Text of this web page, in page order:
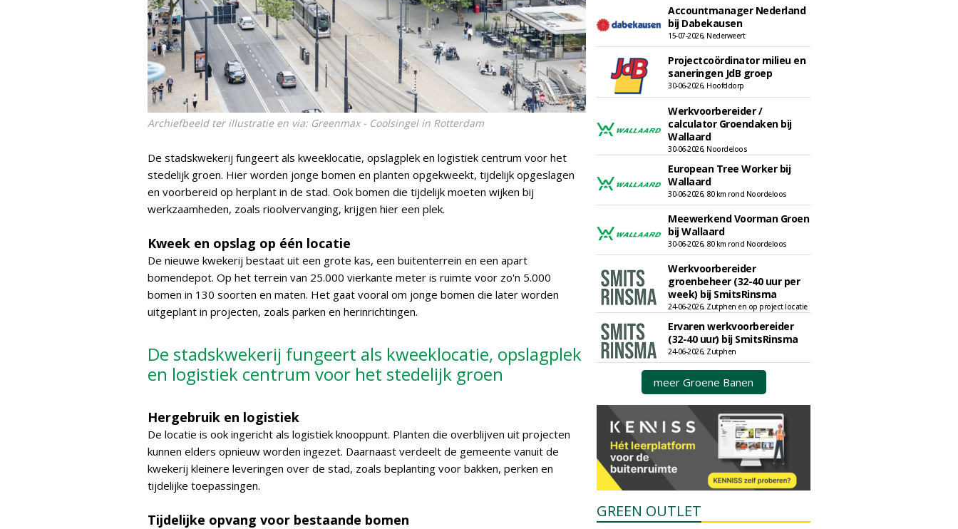
Archiefbeeld ter illustratie en via: Greenmax - Coolsingel in Rotterdam
De stadskwekerij fungeert als kweeklocatie, opslagplek en logistiek centrum voor het
stedelijk groen. Hier worden jonge bomen en planten opgekweekt, tijdelijk opgeslagen
en voorbereid op herplant in de stad. Ook bomen die tijdelijk moeten wijken bij
werkzaamheden, zoals rioolvervanging, krijgen hier een plek.
Kweek en opslag op één locatie
De nieuwe kwekerij bestaat uit een grote kas, een buitenterrein en een apart
bomendepot. Op het terrein van 25.000 vierkante meter is ruimte voor zo'n 5.000
bomen in 130 soorten en maten. Het gaat vooral om jonge bomen die later worden
uitgeplant in projecten, zoals parken en herinrichtingen.
De stadskwekerij fungeert als kweeklocatie, opslagplek
en logistiek centrum voor het stedelijk groen
Hergebruik en logistiek
De locatie is ook ingericht als logistiek knooppunt. Planten die overblijven uit projecten
kunnen elders opnieuw worden ingezet. Daarnaast verdeelt de gemeente vanuit de
kwekerij kleinere leveringen over de stad, zoals beplanting voor bakken, perken en
tijdelijke toepassingen.
Tijdelijke opvang voor bestaande bomen
Accountmanager Nederland
bij Dabekausen
15-07-2026, Nederweert
Projectcoördinator milieu en
saneringen JdB groep
30-06-2026, Hoofddorp
Werkvoorbereider /
calculator Groendaken bij
Wallaard
30-06-2026, Noordeloos
European Tree Worker bij
Wallaard
30-06-2026, 80 km rond Noordeloos
Meewerkend Voorman Groen
bij Wallaard
30-06-2026, 80 km rond Noordeloos
Werkvoorbereider
groenbeheer (32-40 uur per
week) bij SmitsRinsma
24-06-2026, Zutphen en op project locatie
Ervaren werkvoorbereider
(32-40 uur) bij SmitsRinsma
24-06-2026, Zutphen
meer Groene Banen
GREEN OUTLET